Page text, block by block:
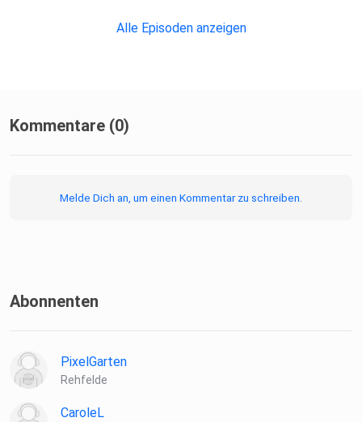
Alle Episoden anzeigen
Kommentare (0)
Melde Dich an, um einen Kommentar zu schreiben.
Abonnenten
PixelGarten
Rehfelde
CaroleL